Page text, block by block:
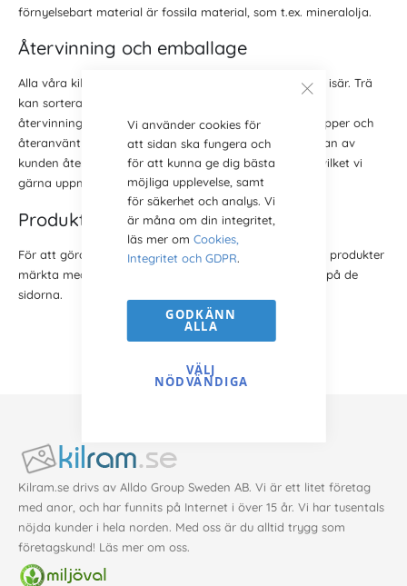
Vi använder cookies för
att sidan ska fungera och
för att kunna ge dig bästa
möjliga upplevelse, samt
för säkerhet och analys. Vi
är måna om din integritet,
läs mer om Cookies,
Integritet och GDPR.
GODKÄNN
ALLA
VÄLJ
NÖDVÄNDIGA
förnyelsebart material är fossila material, som t.ex. mineralolja.
Återvinning och emballage
Alla våra kilramar kan återvinnas genom att monteras isär. Trä
kan sorteras och lämnas till returstationer eller
återvinningscentraler. Vi använder uteslutande returpapper och
återanvänt material i vår emballering. Allt emballage kan av
kunden återvinnas på returstationer runt om i landet, vilket vi
gärna uppmanar till.
Produkter märkta med vårt miljöval
För att göra det lättare för dig som kund att hitta våra produkter
märkta med miljöval, har vi integrerat en egen symbol på de
sidorna.
Kilram.se drivs av Alldo Group Sweden AB. Vi är ett litet företag
med anor, och har funnits på Internet i över 15 år. Vi har tusentals
nöjda kunder i hela norden. Med oss är du alltid trygg som
företagskund! Läs mer om oss.